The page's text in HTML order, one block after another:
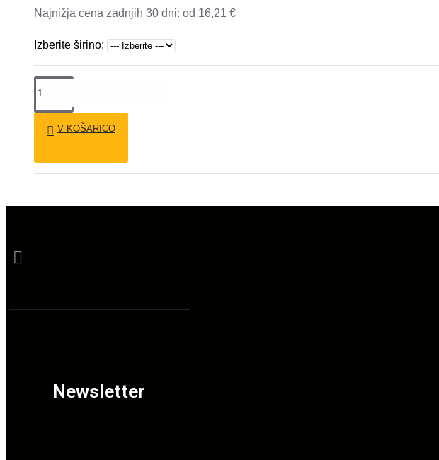
Najnižja cena zadnjih 30 dni: od 16,21 €
Izberite širino:
V KOŠARICO
Newsletter